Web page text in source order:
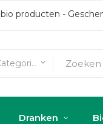
bio producten -
Alle Categorieën keyboard_arrow_down
Dranken